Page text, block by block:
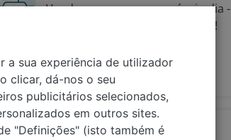
a sua experiência de utilizador
clicar, dá-nos o seu
publicitários selecionados,
em outros sites.
"Definições" (isto também é
Venda o seu carro no próprio dia -
sem dificuldade e sem negociar!